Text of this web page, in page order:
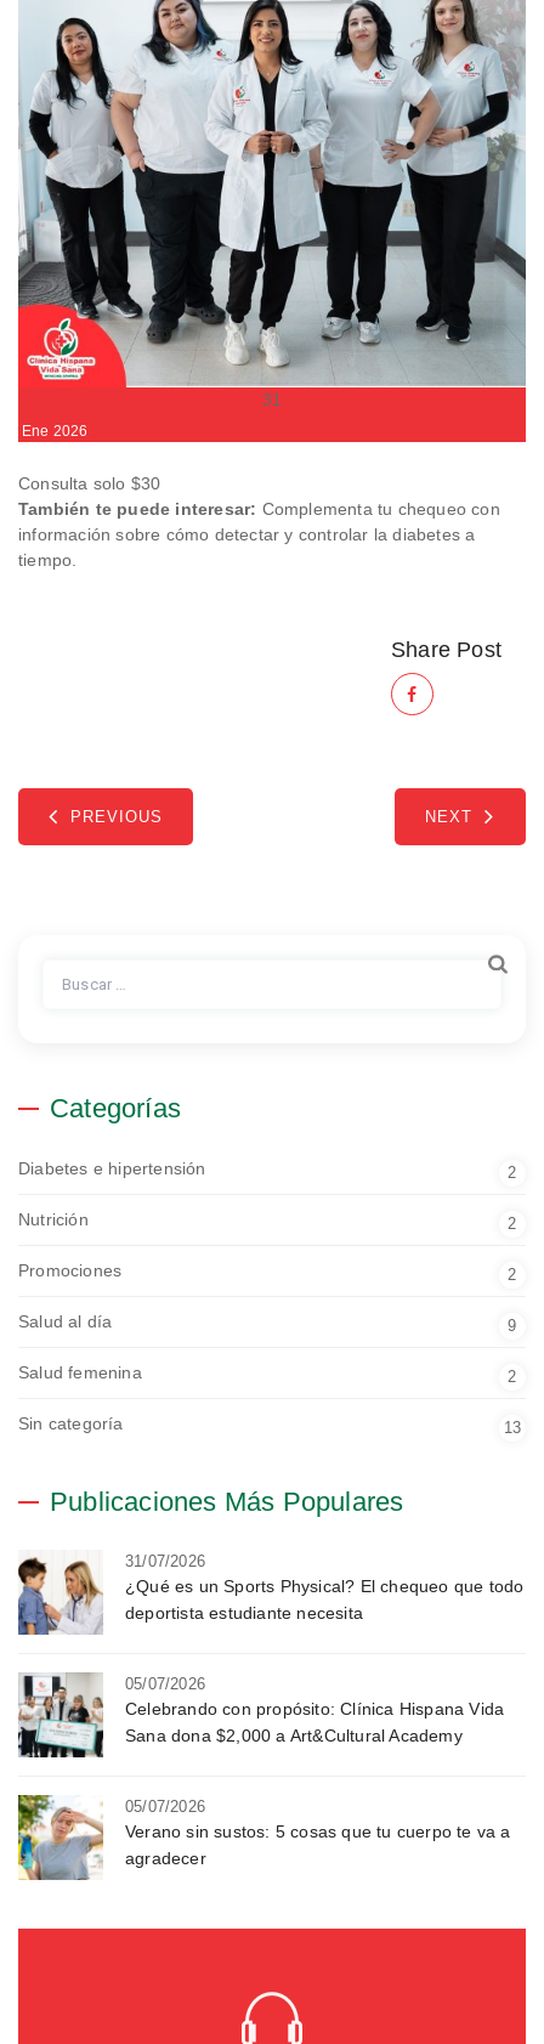
31
Ene 2026
Consulta solo $30
También te puede interesar: Complementa tu chequeo con
información sobre cómo detectar y controlar la diabetes a
tiempo
Share Post
PREVIOUS NEXT
Categorías
Diabetes e hipertensión 2
Nutrición 2
Promociones 2
Salud al día 9
Salud femenina 2
Sin categoría 13
Publicaciones Más Populares
31/07/2026
¿Qué es un Sports Physical? El chequeo que todo
deportista estudiante necesita
05/07/2026
Celebrando con propósito: Clínica Hispana Vida
Sana dona $2,000 a Art&Cultural Academy
05/07/2026
Verano sin sustos: 5 cosas que tu cuerpo te va a
agradecer